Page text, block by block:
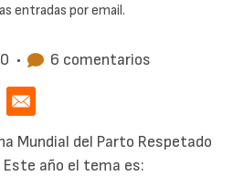
• 6 comentarios
Mundial del Parto Respetado
año el tema es:
entradas por email.